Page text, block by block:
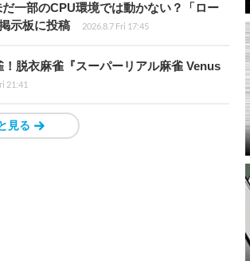
一部のCPU環境では動かない？「ロー
示板に投稿
2026.8.7 Fri 17:45
脱衣麻雀『スーパーリアル麻雀 Venus
21:41
見る